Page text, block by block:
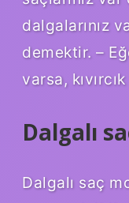
dalgalarınız
demektir. –
varsa,
Dalgalı
Dalgalı saç